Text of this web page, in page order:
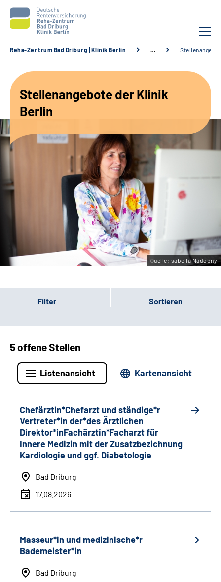
Unsere Angebote
Karriere
Leichte Sprache
Gebärdensprache
Reha-Zentrum Bad Driburg | Klinik Berlin …
Stellenangebote der Klinik
Berlin
Quelle:Isabella Nadobny
Filter Sortieren
5 offene Stellen
Listenansicht Kartenansicht
Chefärztin*Chefarzt und ständige*r
Vertreter*in der*des Ärztlichen
Direktor*inFachärztin*Facharzt für
Innere Medizin mit der Zusatzbezichnung
Kardiologie und ggf. Diabetologie
Bad Driburg
17.08.2026
Masseur*in und medizinische*r
Bademeister*in
Bad Driburg